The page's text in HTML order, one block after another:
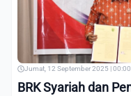
Jumat, 12 September 2025 |
BRK Syariah dan